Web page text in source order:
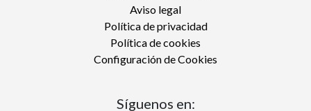
Aviso legal
Política de privacidad
Política de cookies
Configuración de Cookies
Síguenos en: